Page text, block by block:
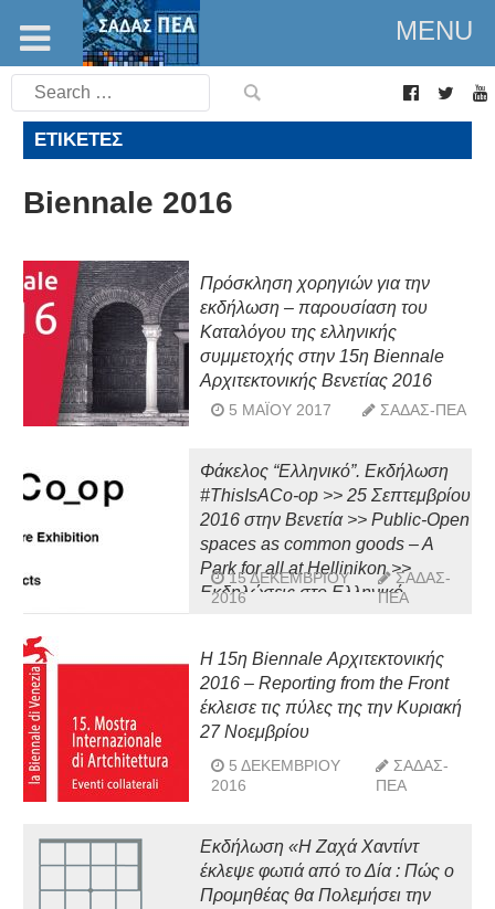
MENU
Search
for:
ΕΤΙΚΈΤΕΣ
Biennale 2016
Πρόσκληση χορηγιών για την
εκδήλωση – παρουσίαση του
Καταλόγου της ελληνικής
συμμετοχής στην 15η Biennale
Αρχιτεκτονικής Βενετίας 2016
5 ΜΑΪ́ΟΥ 2017 ΣΑΔΑΣ-ΠΕΑ
Φάκελος “Ελληνικό”. Εκδήλωση
#ThisIsACo-op >> 25 Σεπτεμβρίου
2016 στην Βενετία >> Public-Open
spaces as common goods – A
Park for all at Hellinikon >>
Εκδηλώσεις στο Ελληνικό
15 ΔΕΚΕΜΒΡΊΟΥ
2016
ΣΑΔΑΣ-
ΠΕΑ
Η 15η Biennale Αρχιτεκτονικής
2016 – Reporting from the Front
έκλεισε τις πύλες της την Κυριακή
27 Νοεμβρίου
5 ΔΕΚΕΜΒΡΊΟΥ
2016
ΣΑΔΑΣ-
ΠΕΑ
Εκδήλωση «Η Ζαχά Χαντίντ
έκλεψε φωτιά από το Δία : Πώς ο
Προμηθέας θα Πολεμήσει την